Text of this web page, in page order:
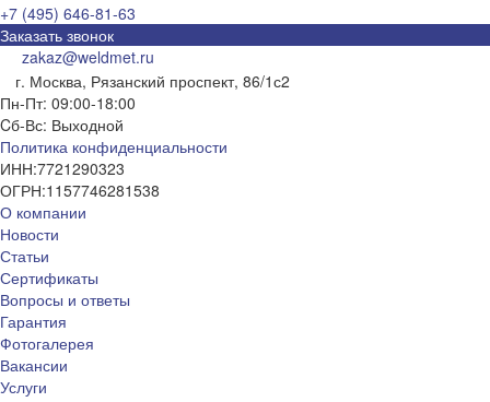
+7 (495) 646-81-63
Заказать звонок
zakaz@weldmet.ru
г. Москва, Рязанский проспект, 86/1с2
Пн-Пт: 09:00-18:00
Cб-Вс: Выходной
Политика конфиденциальности
ИНН:7721290323
ОГРН:1157746281538
О компании
Новости
Статьи
Сертификаты
Вопросы и ответы
Гарантия
Фотогалерея
Вакансии
Услуги